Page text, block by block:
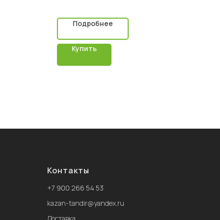
Подробнее
Купить
Контакты
+7 900 266 54 53
kazan-tandir@yandex.ru